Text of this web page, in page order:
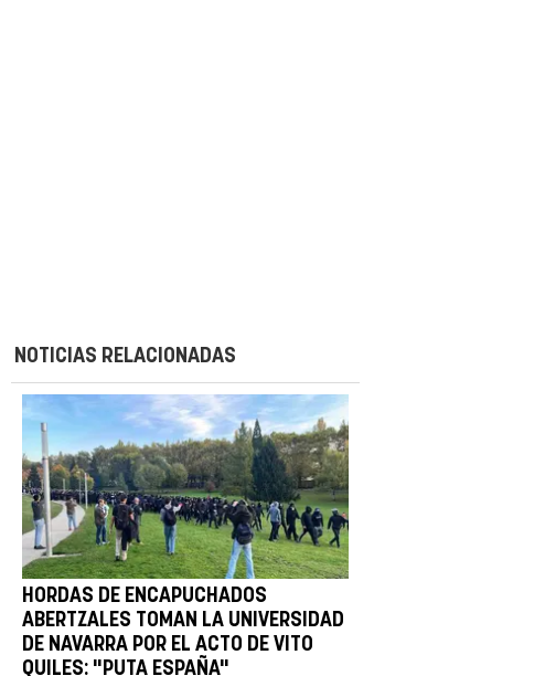
NOTICIAS RELACIONADAS
HORDAS DE ENCAPUCHADOS
ABERTZALES TOMAN LA UNIVERSIDAD
DE NAVARRA POR EL ACTO DE VITO
QUILES: "PUTA ESPAÑA"